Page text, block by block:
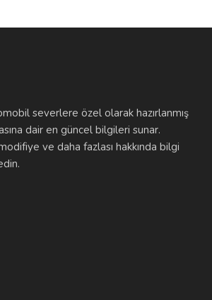
severlere özel olarak hazırlanmış
dair en güncel bilgileri sunar.
ve daha fazlası hakkında bilgi